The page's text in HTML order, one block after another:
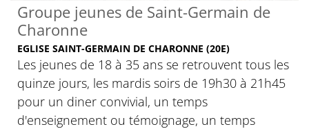
Groupe jeunes de Saint-Germain de
Charonne
EGLISE SAINT-GERMAIN DE CHARONNE (20E)
Les jeunes de 18 à 35 ans se retrouvent tous les
quinze jours, les mardis soirs de 19h30 à 21h45
pour un diner convivial, un temps
d'enseignement ou témoignage, un temps